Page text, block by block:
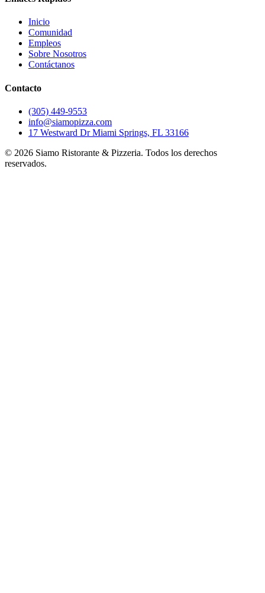
Inicio
Comunidad
Empleos
Sobre Nosotros
Contáctanos
Contacto
(305) 449-9553
info@siamopizza.com
17 Westward Dr Miami Springs, FL 33166
© 2026 Siamo Ristorante & Pizzeria. Todos los derechos
reservados.